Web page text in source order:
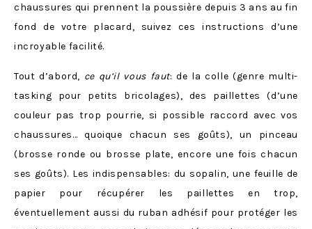
chaussures qui prennent la poussière depuis 3 ans au fin
fond de votre placard, suivez ces instructions d’une
incroyable facilité.
Tout d’abord, ce qu’il vous faut: de la colle (genre multi-
tasking pour petits bricolages), des paillettes (d’une
couleur pas trop pourrie, si possible raccord avec vos
chaussures… quoique chacun ses goûts), un pinceau
(brosse ronde ou brosse plate, encore une fois chacun
ses goûts). Les indispensables: du sopalin, une feuille de
papier pour récupérer les paillettes en trop,
éventuellement aussi du ruban adhésif pour protéger les